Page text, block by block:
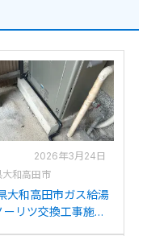
2026年3月24日
大和高田市
大和高田市ガス給湯
リツ交換工事施工